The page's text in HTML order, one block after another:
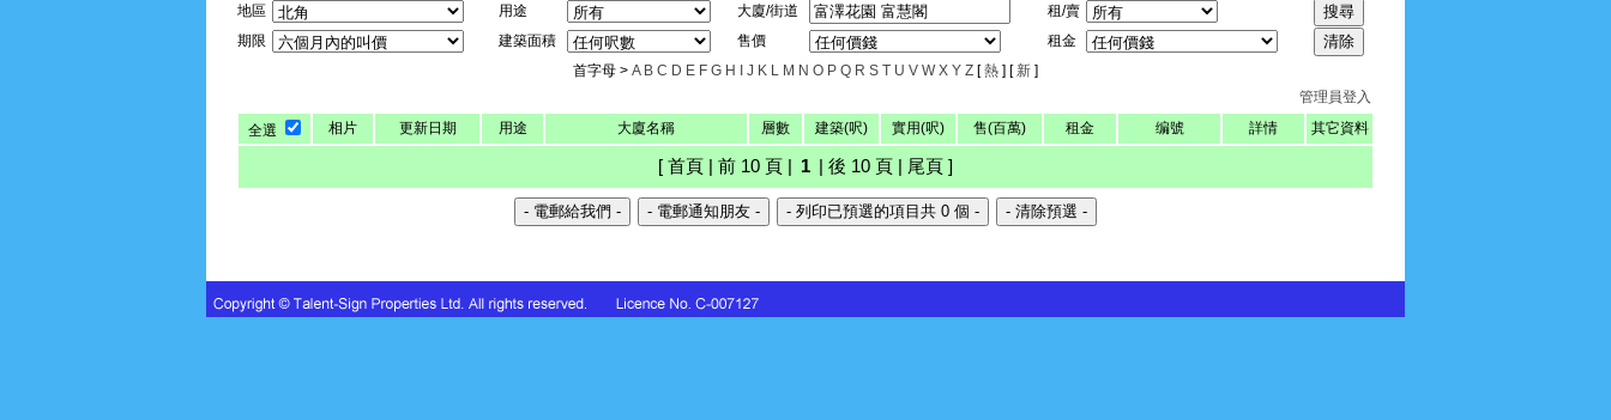
地區 用途 大廈/街道
租/賣
期限
建築面積 售價
租金
首字母 > A B C D E F G H J K L M N O P Q R S T U V W X Y Z [熱 ] [ 新 ]
管理員登入
全選
相片 更新日期 用途 大廈名稱 層數 建築(呎) 實用(呎) 售(百萬) 租金 编號 詳情 其它資料
[ 首頁 | 前 10 頁 | 1 | 後 10 頁 | 尾頁 ]